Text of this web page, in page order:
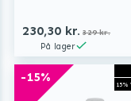
230,30 kr. 329 kr.
På lager
15%
-15%